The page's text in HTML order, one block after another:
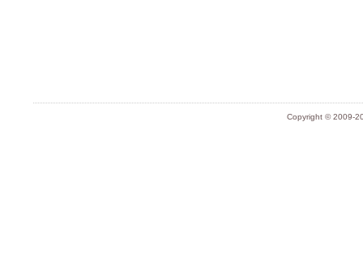
Copyright © 2009-